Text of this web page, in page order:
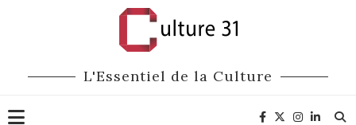
L'Essentiel de la Culture